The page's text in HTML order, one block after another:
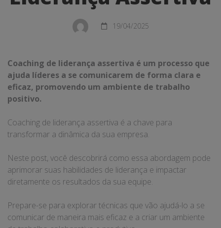
Assertiva
19/04/2025
Coaching de liderança assertiva é um processo que
ajuda líderes a se comunicarem de forma clara e
eficaz, promovendo um ambiente de trabalho
positivo.
Coaching de liderança assertiva é a chave para
transformar a dinâmica da sua empresa.
Neste post, você descobrirá como essa abordagem pode
aprimorar suas habilidades de liderança e impactar
diretamente os resultados da sua equipe.
Prepare-se para explorar técnicas que vão ajudá-lo a se
comunicar de maneira mais eficaz e a criar um ambiente